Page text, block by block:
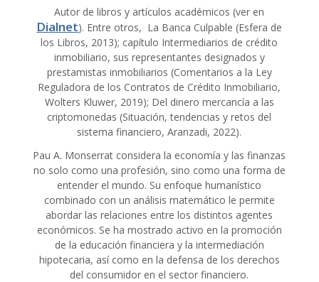
Autor de libros y artículos académicos (ver en
Dialnet). Entre otros, La Banca Culpable (Esfera de
los Libros, 2013); capítulo Intermediarios de crédito
inmobiliario, sus representantes designados y
prestamistas inmobiliarios (Comentarios a la Ley
Reguladora de los Contratos de Crédito Inmobiliario,
Wolters Kluwer, 2019); Del dinero mercancía a las
criptomonedas (Situación, tendencias y retos del
sistema financiero, Aranzadi, 2022).
Pau A. Monserrat considera la economía y las finanzas
no solo como una profesión, sino como una forma de
entender el mundo. Su enfoque humanístico
combinado con un análisis matemático le permite
abordar las relaciones entre los distintos agentes
económicos. Se ha mostrado activo en la promoción
de la educación financiera y la intermediación
hipotecaria, así como en la defensa de los derechos
del consumidor en el sector financiero.